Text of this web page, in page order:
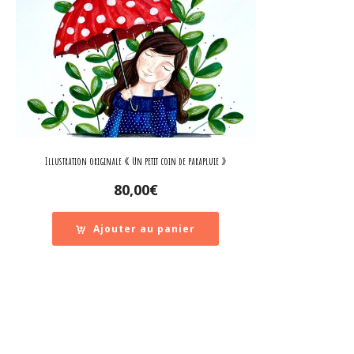
Illustration originale « Un petit coin de parapluie »
80,00€
Ajouter au panier